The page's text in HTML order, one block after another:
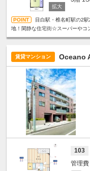
目白駅・椎名町駅の2
地！閑静な住宅街☆スーパーやコ
賃貸マンション Oceano
103